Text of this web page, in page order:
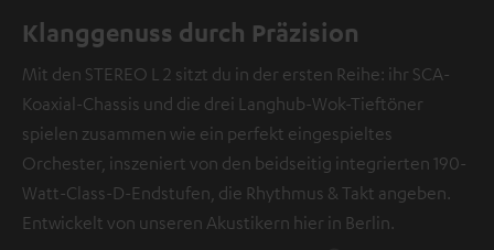
Klanggenuss durch Präzision
Mit den STEREO L 2 sitzt du in der ersten Reihe: ihr SCA-
Koaxial-Chassis und die drei Langhub-Wok-Tieftöner
spielen zusammen wie ein perfekt eingespieltes
Orchester, inszeniert von den beidseitig integrierten 190-
Watt-Class-D-Endstufen, die Rhythmus & Takt angeben.
Entwickelt von unseren Akustikern hier in Berlin.